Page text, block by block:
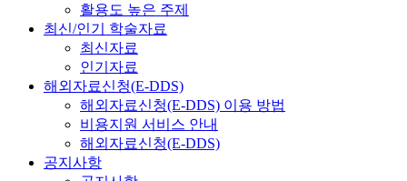
활용도 높은 주제
최신/인기 학술자료
최신자료
인기자료
해외자료신청(E-DDS)
해외자료신청(E-DDS) 이용 방법
비용지원 서비스 안내
해외자료신청(E-DDS)
공지사항